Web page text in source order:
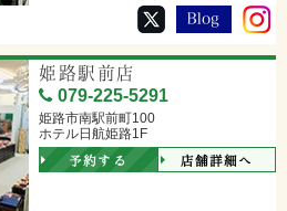
姫路駅前店
079-225-5291
姫路市南駅前町100
ホテル日航姫路1F
予約する 店舗詳細へ